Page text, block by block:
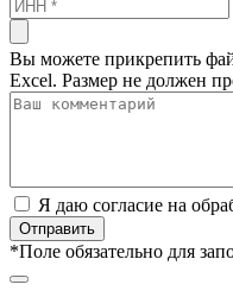
Вы можете прикрепить
Excel. Размер не должен
Я даю согласие на
*Поле обязательно для